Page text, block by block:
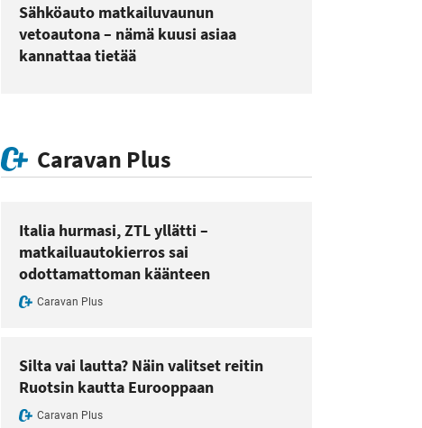
Sähköauto matkailuvaunun
vetoautona – nämä kuusi asiaa
kannattaa tietää
Caravan Plus
Italia hurmasi, ZTL yllätti –
matkailuautokierros sai
odottamattoman käänteen
Caravan Plus
Silta vai lautta? Näin valitset reitin
Ruotsin kautta Eurooppaan
Caravan Plus